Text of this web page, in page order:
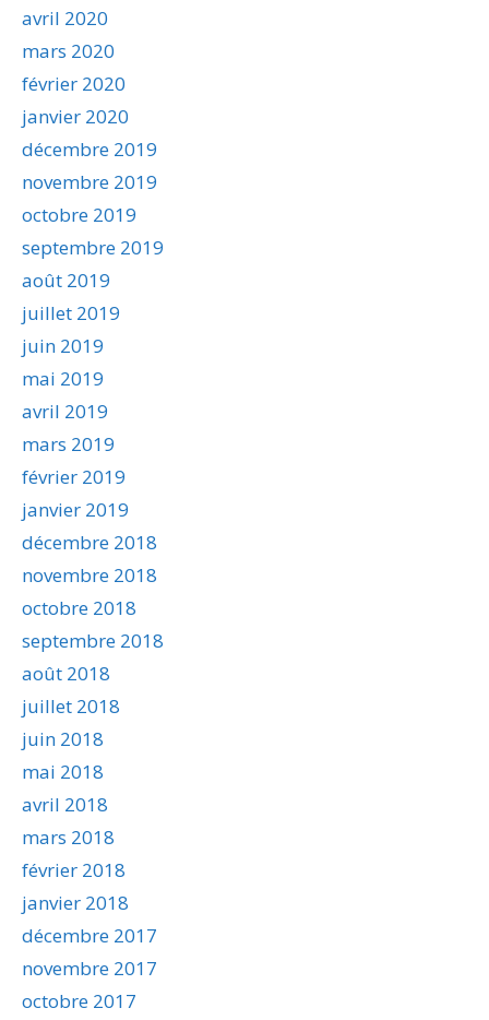
avril 2020
mars 2020
février 2020
janvier 2020
décembre 2019
novembre 2019
octobre 2019
septembre 2019
août 2019
juillet 2019
juin 2019
mai 2019
avril 2019
mars 2019
février 2019
janvier 2019
décembre 2018
novembre 2018
octobre 2018
septembre 2018
août 2018
juillet 2018
juin 2018
mai 2018
avril 2018
mars 2018
février 2018
janvier 2018
décembre 2017
novembre 2017
octobre 2017